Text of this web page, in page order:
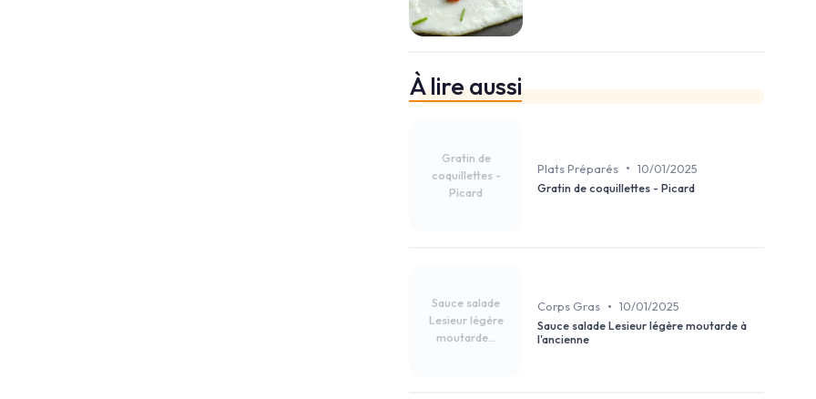
À lire aussi
Gratin de
coquillettes -
Picard
Plats Préparés • 10/01/2025
Gratin de coquillettes - Picard
Sauce salade
Lesieur légère
moutarde...
Corps Gras • 10/01/2025
Sauce salade Lesieur légère moutarde à
l'ancienne